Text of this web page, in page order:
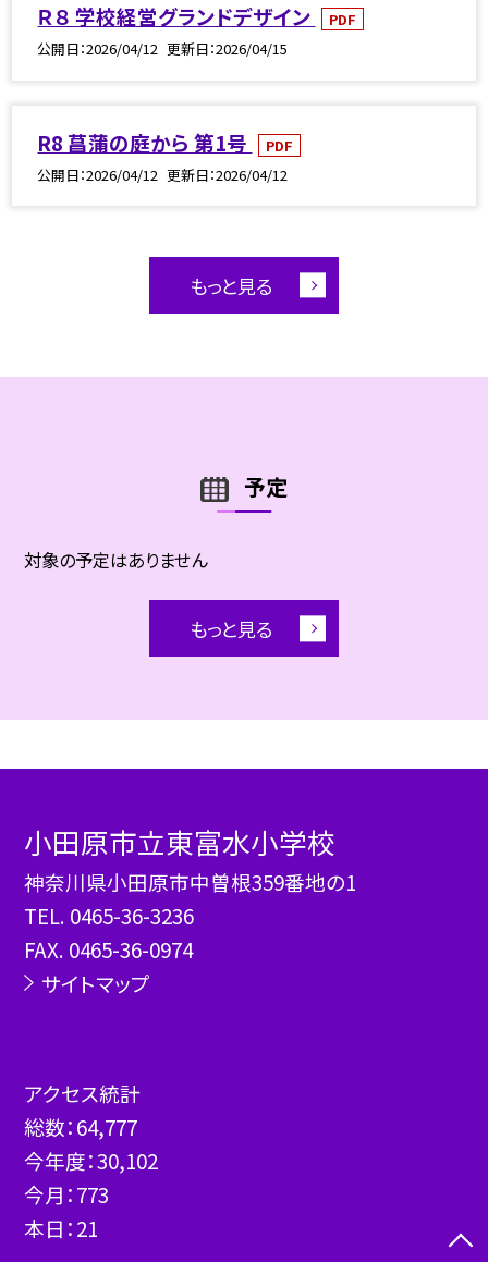
Ｒ８ 学校経営グランドデザイン
PDF
公開日 2026/04/12 更新日 2026/04/15
R8 菖蒲の庭から 第1号
PDF
公開日 2026/04/12 更新日 2026/04/12
もっと見る
予定
対象の予定はありません
もっと見る
小田原市立東富水小学校
神奈川県小田原市中曽根359番地の1
TEL. 0465-36-3236
FAX. 0465-36-0974
サイトマップ
アクセス統計
総数：64,777
今年度：30,102
今月：773
本日：21